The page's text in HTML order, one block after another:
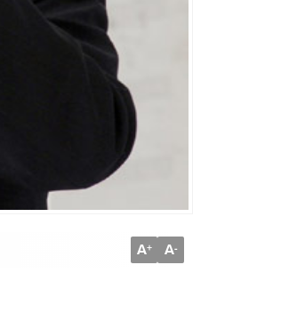
A+ A-